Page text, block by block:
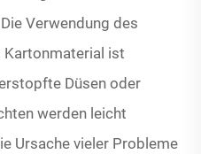
Verwendung des
ist
Düsen oder
werden leicht
Ursache vieler Probleme